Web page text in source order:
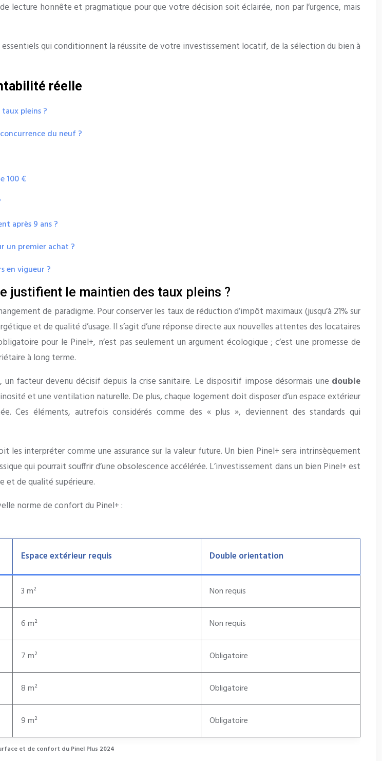
lecture honnête et pragmatique pour que votre décision soit éclairée, non par l’urgence, mais
qui conditionnent la réussite de votre investissement locatif, de la sélection du bien à
réelle
pleins ?
du neuf ?
100 €
après 9 ans ?
un premier achat ?
en vigueur ?
justifient le maintien des taux pleins ?
de paradigme. Pour conserver les taux de réduction d’impôt maximaux (jusqu’à 21% sur
et de qualité d’usage. Il s’agit d’une réponse directe aux nouvelles attentes des locataires
pour le Pinel+, n’est pas seulement un argument écologique ; c’est une promesse de
à long terme.
facteur devenu décisif depuis la crise sanitaire. Le dispositif impose désormais une double
et une ventilation naturelle. De plus, chaque logement doit disposer d’un espace extérieur
Ces éléments, autrefois considérés comme des « plus », deviennent des standards qui
interpréter comme une assurance sur la valeur future. Un bien Pinel+ sera intrinsèquement
qui pourrait souffrir d’une obsolescence accélérée. L’investissement dans un bien Pinel+ est
et de qualité supérieure.
norme de confort du Pinel+ :
et de confort du Pinel Plus 2024
Espace extérieur requis Double orientation
3 m² Non requis
6 m² Non requis
7 m² Obligatoire
8 m² Obligatoire
9 m² Obligatoire